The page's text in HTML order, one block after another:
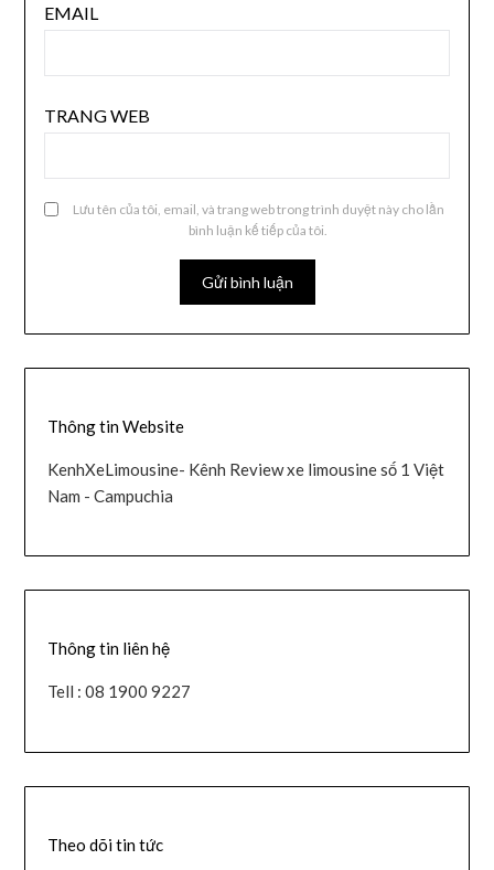
EMAIL
TRANG WEB
Lưu tên của tôi, email, và trang web trong trình duyệt này cho lần
bình luận kế tiếp của tôi.
Thông tin Website
KenhXeLimousine- Kênh Review xe limousine số 1 Việt
Nam - Campuchia
Thông tin liên hệ
Tell : 08 1900 9227
Theo dõi tin tức